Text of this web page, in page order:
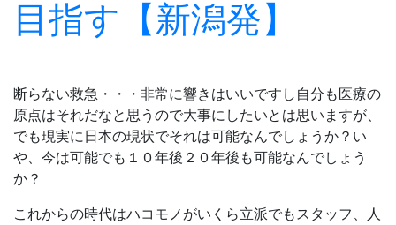
目指す【新潟発】
断らない救急・・・非常に響きはいいですし自分も医療の
原点はそれだなと思うので大事にしたいとは思いますが、
でも現実に日本の現状でそれは可能なんでしょうか？い
や、今は可能でも１０年後２０年後も可能なんでしょう
か？
これからの時代はハコモノがいくら立派でもスタッフ、人